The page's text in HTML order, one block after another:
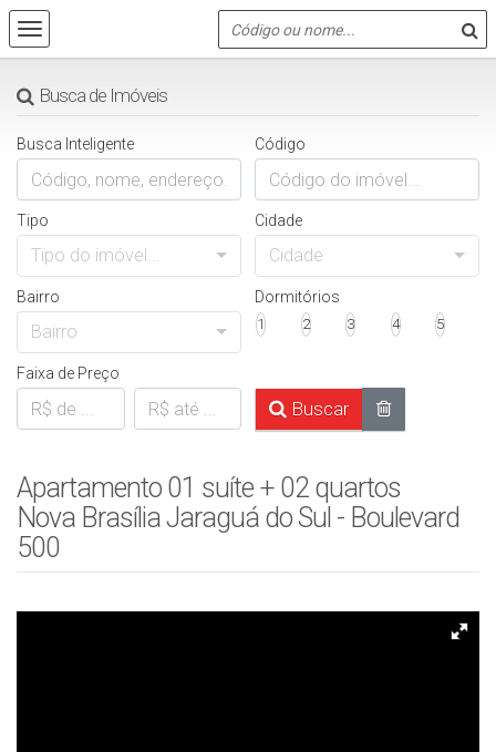
Busca de Imóveis
Busca Inteligente Código
Tipo
Tipo do imóvel...
Cidade
Cidade
Bairro
Bairro
Dormitórios
1 2 3 4 5
Faixa de Preço
Buscar
Apartamento 01 suíte + 02 quartos
Nova Brasília Jaraguá do Sul - Boulevard
500